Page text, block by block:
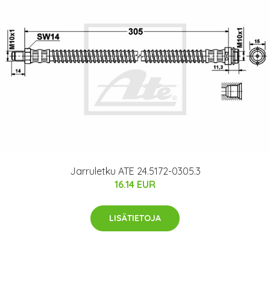
Jarruletku ATE 24.5172-0305.3
16.14 EUR
LISÄTIETOJA